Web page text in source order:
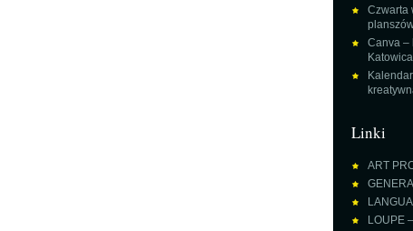
Czwarta
Canva –
Linki
ART
LOUPE